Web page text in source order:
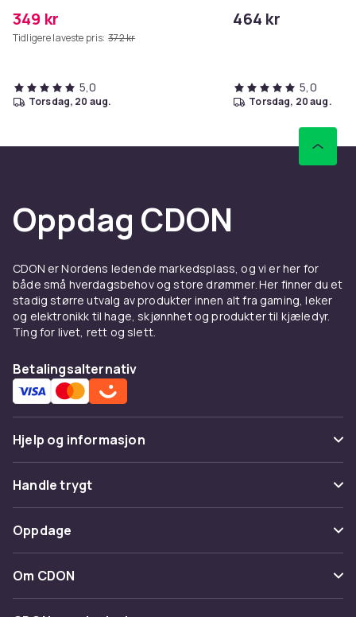
349 kr
Tidligere laveste pris: 372 kr
5,0
torsdag, 20 aug.
464 kr
5,0
torsdag, 20 aug.
Oppdag CDON
CDON er Nordens ledende markedsplass, og vi er her for
både små hverdagsbehov og store drømmer. Her finner du et
stadig større utvalg av produkter innen alt fra gaming, leker
og elektronikk til hage, skjønnhet og produkter til kjæledyr.
Ting for livet, rett og slett.
Betalingsalternativ
Hjelp og informasjon
Vanlige spørsmål
Spor pakke
Angre & returner her
Kontakt oss
Handle trygt
Betaling
Levering
Oppdage
Kategorier
Varemerker
Om CDON